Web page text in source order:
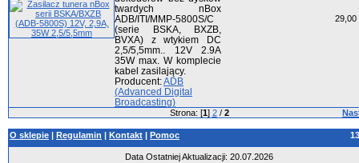
twardych nBox
ADB/ITI/MMP-5800S/C
(serie BSKA, BXZB,
BVXA) z wtykiem DC
2,5/5,5mm.. 12V 2.9A
35W max. W komplecie
kabel zasilający.
Producent:ADB
(Advanced Digital
Broadcasting)
29,00
Strona: [1] 2/ 2
O sklepie | Regulamin | Kontakt | Pomoc
Data Ostatniej Aktualizacji: 20.07.2026